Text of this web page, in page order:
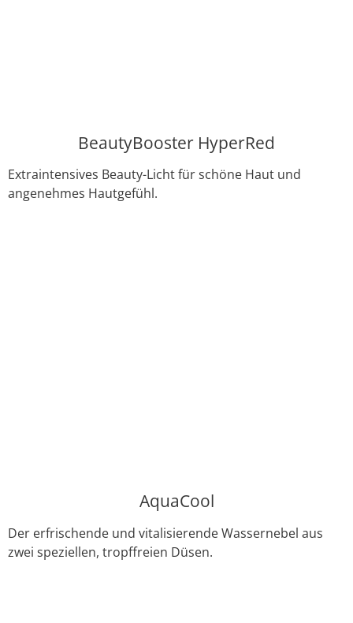
BeautyBooster HyperRed
Extraintensives Beauty-Licht für schöne Haut und
angenehmes Hautgefühl.
AquaCool
Der erfrischende und vitalisierende Wassernebel aus
zwei speziellen, tropffreien Düsen.